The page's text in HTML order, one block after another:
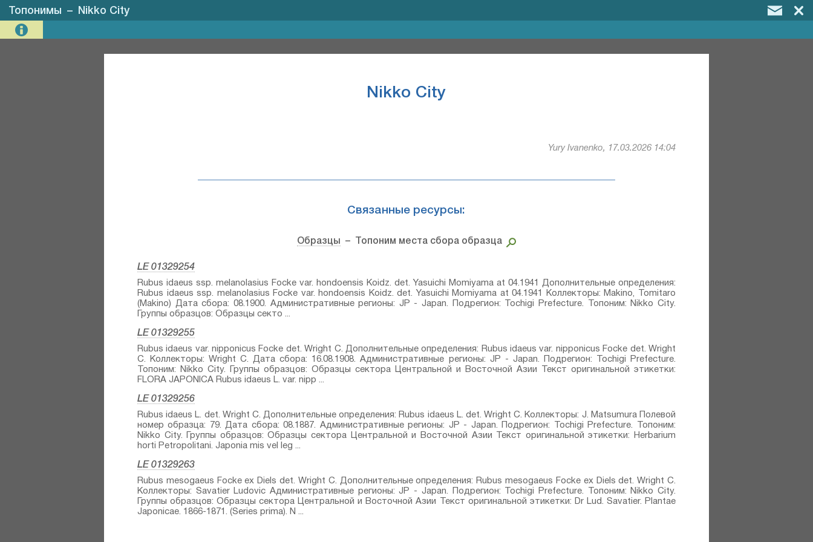
Топонимы – Nikko City
Nikko City
Yury Ivanenko, 17.03.2026 14:04
Связанные ресурсы:
Образцы – Топоним места сбора образца
LE 01329254
Rubus idaeus ssp. melanolasius Focke var. hondoensis Koidz.⁣ det. Yasuichi Momiyama at 04.1941 Дополнительные определения:
Rubus idaeus ssp. melanolasius Focke var. hondoensis Koidz.⁣ det. Yasuichi Momiyama at 04.1941 Коллекторы: Makino, Tomitaro
(Makino) Дата сбора: 08.1900. Административные регионы: JP - Japan. Подрегион: Tochigi Prefecture. Топоним: Nikko City.
Группы образцов: Образцы секто ...
LE 01329255
Rubus idaeus var. nipponicus Focke⁣ det. Wright C. Дополнительные определения: Rubus idaeus var. nipponicus Focke⁣ det. Wright
C. Коллекторы: Wright C. Дата сбора: 16.08.1908. Административные регионы: JP - Japan. Подрегион: Tochigi Prefecture.
Топоним: Nikko City. Группы образцов: Образцы сектора Центральной и Восточной Азии Текст оригинальной этикетки:
FLORA JAPONICA Rubus idaeus L. var. nipp ...
LE 01329256
Rubus idaeus L.⁣ det. Wright C. Дополнительные определения: Rubus idaeus L.⁣ det. Wright C. Коллекторы: J. Matsumura Полевой
номер образца: 79. Дата сбора: 08.1887. Административные регионы: JP - Japan. Подрегион: Tochigi Prefecture. Топоним:
Nikko City. Группы образцов: Образцы сектора Центральной и Восточной Азии Текст оригинальной этикетки: Herbarium
horti Petropolitani. Japonia mis vel leg ...
LE 01329263
Rubus mesogaeus Focke ex Diels⁣ det. Wright C. Дополнительные определения: Rubus mesogaeus Focke ex Diels⁣ det. Wright C.
Коллекторы: Savatier Ludovic Административные регионы: JP - Japan. Подрегион: Tochigi Prefecture. Топоним: Nikko City.
Группы образцов: Образцы сектора Центральной и Восточной Азии Текст оригинальной этикетки: Dr Lud. Savatier. Plantae
Japonicae. 1866-1871. (Series prima). N ...